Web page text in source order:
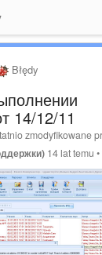
Błędy
14/12/11
zmodyfikowane
14 lat temu •